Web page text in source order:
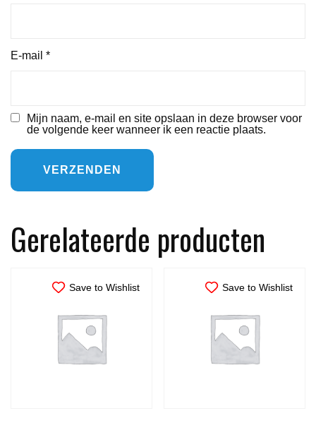
E-mail *
Mijn naam, e-mail en site opslaan in deze browser voor
de volgende keer wanneer ik een reactie plaats.
Gerelateerde producten
Save to Wishlist Save to Wishlist